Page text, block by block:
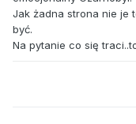
Jak żadna strona nie je
być.
Na pytanie co się